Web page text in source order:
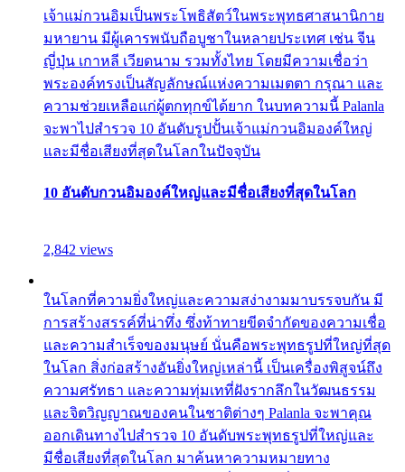
เจ้าแม่กวนอิมเป็นพระโพธิสัตว์ในพระพุทธศาสนานิกาย
มหายาน มีผู้เคารพนับถือบูชาในหลายประเทศ เช่น จีน
ญี่ปุ่น เกาหลี เวียดนาม รวมทั้งไทย โดยมีความเชื่อว่า
พระองค์ทรงเป็นสัญลักษณ์แห่งความเมตตา กรุณา และ
ความช่วยเหลือแก่ผู้ตกทุกข์ได้ยาก ในบทความนี้ Palanla
จะพาไปสำรวจ 10 อันดับรูปปั้นเจ้าแม่กวนอิมองค์ใหญ่
และมีชื่อเสียงที่สุดในโลกในปัจจุบัน
10 อันดับกวนอิมองค์ใหญ่และมีชื่อเสียงที่สุดในโลก
2,842 views
ในโลกที่ความยิ่งใหญ่และความสง่างามมาบรรจบกัน มี
การสร้างสรรค์ที่น่าทึ่ง ซึ่งท้าทายขีดจำกัดของความเชื่อ
และความสำเร็จของมนุษย์ นั่นคือพระพุทธรูปที่ใหญ่ที่สุด
ในโลก สิ่งก่อสร้างอันยิ่งใหญ่เหล่านี้ เป็นเครื่องพิสูจน์ถึง
ความศรัทธา และความทุ่มเทที่ฝังรากลึกในวัฒนธรรม
และจิตวิญญาณของคนในชาติต่างๆ Palanla จะพาคุณ
ออกเดินทางไปสำรวจ 10 อันดับพระพุทธรูปที่ใหญ่และ
มีชื่อเสียงที่สุดในโลก มาค้นหาความหมายทาง